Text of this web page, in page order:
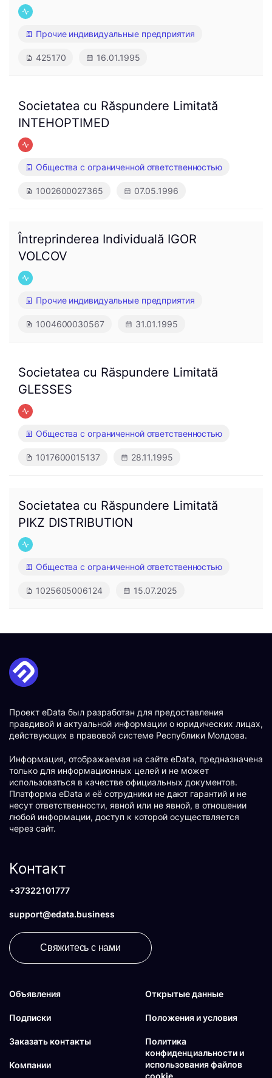
Прочие индивидуальные предприятия
425170 16.01.1995
Societatea cu Răspundere Limitată
INTEHOPTIMED
Общества с ограниченной ответственностью
1002600027365 07.05.1996
Întreprinderea Individuală IGOR
VOLCOV
Прочие индивидуальные предприятия
1004600030567 31.01.1995
Societatea cu Răspundere Limitată
GLESSES
Общества с ограниченной ответственностью
1017600015137 28.11.1995
Societatea cu Răspundere Limitată
PIKZ DISTRIBUTION
Общества с ограниченной ответственностью
1025605006124 15.07.2025
Проект eData был разработан для предоставления
правдивой и актуальной информации о юридических лицах,
действующих в правовой системе Республики Молдова.
Информация, отображаемая на сайте eData, предназначена
только для информационных целей и не может
использоваться в качестве официальных документов.
Платформа eData и её сотрудники не дают гарантий и не
несут ответственности, явной или не явной, в отношении
любой информации, доступ к которой осуществляется
через сайт.
Объявления
Подписки
Заказать контакты
Компании
Открытые данные
Положения и условия
Политика
конфиденциальности и
использования файлов
cookie
Контакт
+37322101777
support@edata.business
Свяжитесь с нами